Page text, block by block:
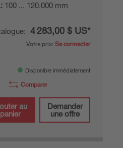
100 ... 120.000 mm
4 283,00 $ US*
Votre prix: Se connecter
Disponible immédiatement
Comparer
au
panier
Demander
une offre